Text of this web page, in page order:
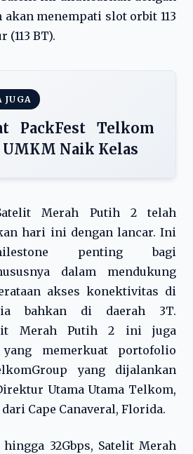
menempati slot orbit 113
(113 BT).
JUGA
PackFest Telkom
Naik Kelas
Merah Putih 2 telah
hari ini dengan lancar. Ini
penting bagi
dalam mendukung
akses konektivitas di
bahkan di daerah 3T.
Merah Putih 2 ini juga
memerkuat portofolio
yang dijalankan
Utama Utama Telkom,
Cape Canaveral, Florida.
32Gbps, Satelit Merah